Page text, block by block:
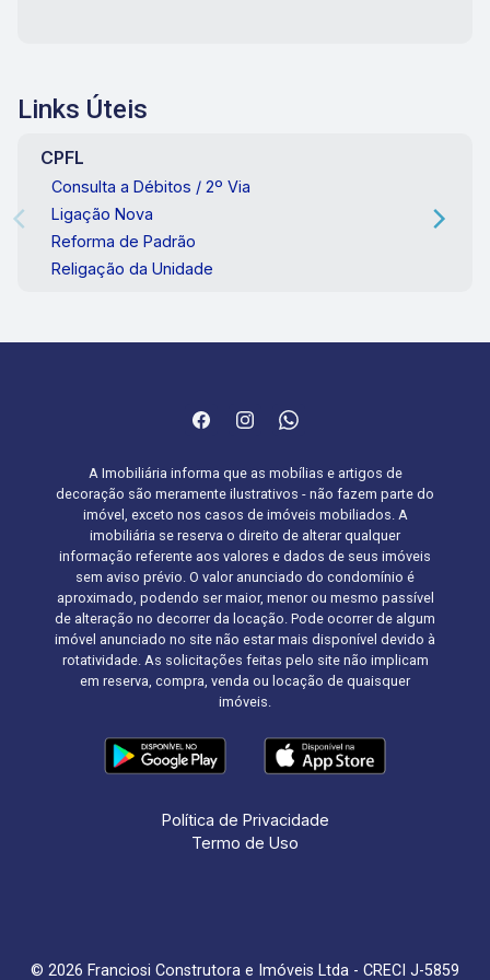
Links Úteis
CPFL
Consulta a Débitos / 2º Via
Ligação Nova
Reforma de Padrão
Religação da Unidade
A Imobiliária informa que as mobílias e artigos de
decoração são meramente ilustrativos - não fazem parte do
imóvel, exceto nos casos de imóveis mobiliados. A
imobiliária se reserva o direito de alterar qualquer
informação referente aos valores e dados de seus imóveis
sem aviso prévio. O valor anunciado do condomínio é
aproximado, podendo ser maior, menor ou mesmo passível
de alteração no decorrer da locação. Pode ocorrer de algum
imóvel anunciado no site não estar mais disponível devido à
rotatividade. As solicitações feitas pelo site não implicam
em reserva, compra, venda ou locação de quaisquer
imóveis.
Política de Privacidade
Termo de Uso
© 2026 Franciosi Construtora e Imóveis Ltda - CRECI J-5859